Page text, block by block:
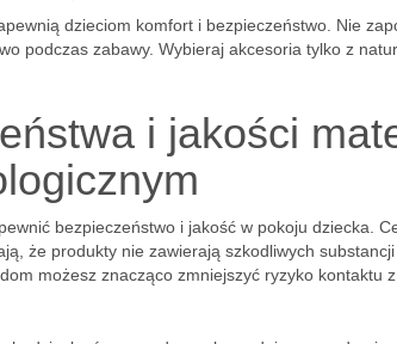
dzieciom komfort i bezpieczeństwo. Nie
podczas zabawy. Wybieraj akcesoria tylko z
i jakości
bezpieczeństwo i jakość w pokoju dziecka.
że produkty nie zawierają szkodliwych
możesz znacząco zmniejszyć ryzyko kontaktu